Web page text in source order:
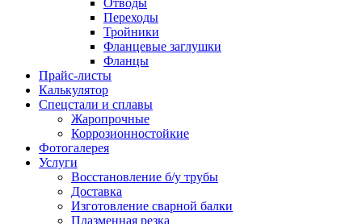
Отводы
Переходы
Тройники
Фланцевые заглушки
Фланцы
Прайс-листы
Калькулятор
Спецстали и сплавы
Жаропрочные
Коррозионностойкие
Фотогалерея
Услуги
Восстановление б/у трубы
Доставка
Изготовление сварной балки
Плазменная резка